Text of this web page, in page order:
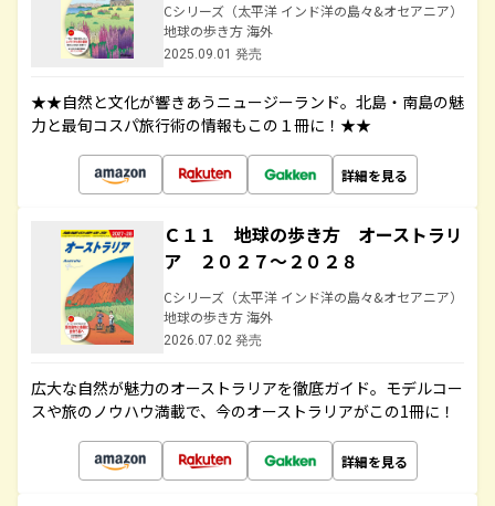
Cシリーズ（太平洋 インド洋の島々&オセアニア）
地球の歩き方 海外
2025.09.01 発売
★★自然と文化が響きあうニュージーランド。北島・南島の魅
力と最旬コスパ旅行術の情報もこの１冊に！★★
詳細を見る
Ｃ１１ 地球の歩き方 オーストラリ
ア ２０２７～２０２８
Cシリーズ（太平洋 インド洋の島々&オセアニア）
地球の歩き方 海外
2026.07.02 発売
広大な自然が魅力のオーストラリアを徹底ガイド。モデルコー
スや旅のノウハウ満載で、今のオーストラリアがこの1冊に！
詳細を見る